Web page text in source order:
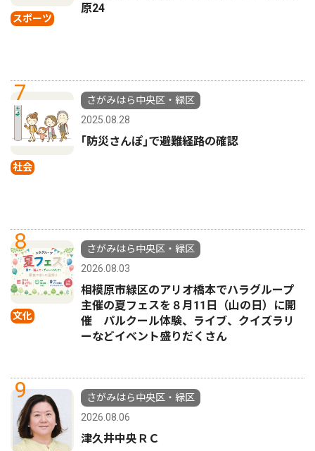
スポーツ
原24
7
社会
さがみはら中央区・緑区
2025.08.28
｢防災さんぽ｣で避難経路の確認
8
文化
さがみはら中央区・緑区
2026.08.03
相模原市緑区のアリオ橋本でハラグループ
主催の夏フェスを８月11日（山の日）に開
催 パルクール体験、ライブ、クイズラリ
ーなどイベント盛りだくさん
9
さがみはら中央区・緑区
2026.08.06
津久井中央ＲＣ